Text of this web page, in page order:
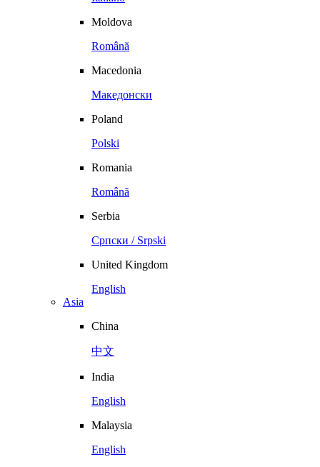
Moldova
Română
Macedonia
Македонски
Poland
Polski
Romania
Română
Serbia
Српски / Srpski
United Kingdom
English
Asia
China
中文
India
English
Malaysia
English